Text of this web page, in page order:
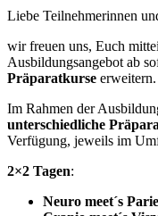
Liebe Teilnehmerinnen
wir freuen uns, Euch
Ausbildungsangebot ab
Präparatkurse erweitern.
Im Rahmen der
unterschiedliche
Verfügung, jeweils im
2×2 Tagen:
Neuro meet´s